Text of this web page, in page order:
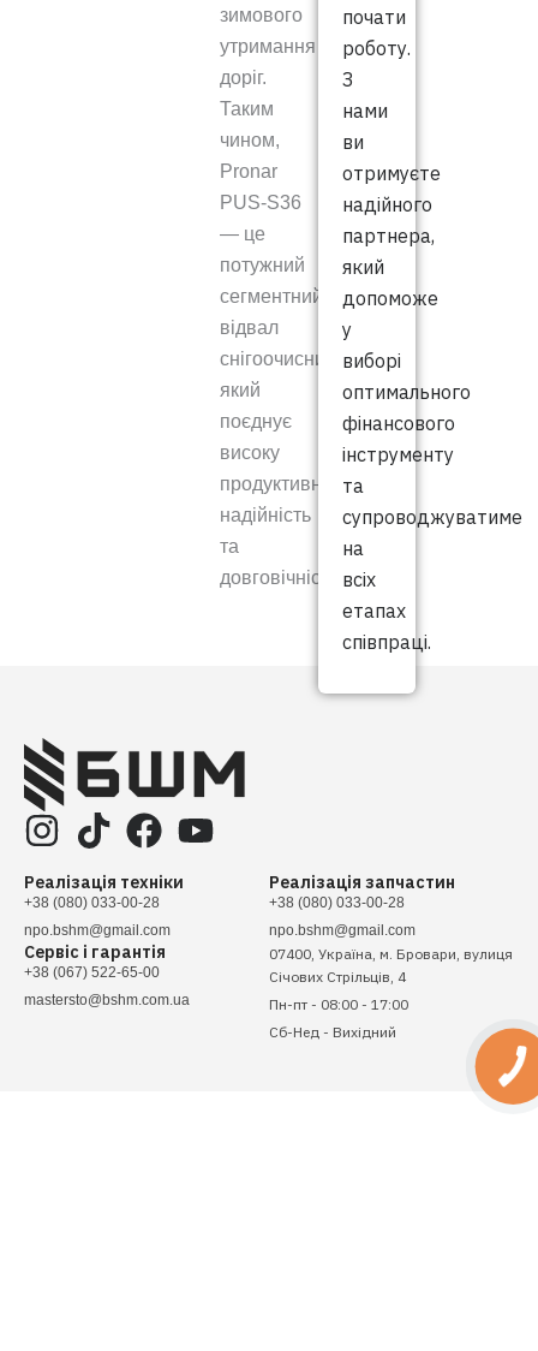
зимового
утримання
доріг.
Таким
чином,
Pronar
PUS-S36
— це
потужний
сегментний
відвал
снігоочисний,
який
поєднує
високу
продуктивність,
надійність
та
довговічність.
почати
роботу.
З
нами
ви
отримуєте
надійного
партнера,
який
допоможе
у
виборі
оптимального
фінансового
інструменту
та
супроводжуватиме
на
всіх
етапах
співпраці.
Реалізація техніки
+38 (080) 033-00-28
npo.bshm@gmail.com
Сервіс і гарантія
+38 (067) 522-65-00
mastersto@bshm.com.ua
Реалізація запчастин
+38 (080) 033-00-28
npo.bshm@gmail.com
07400, Україна, м. Бровари, вулиця
Січових Стрільців, 4
Пн-пт - 08:00 - 17:00
Сб-Нед - Вихідний